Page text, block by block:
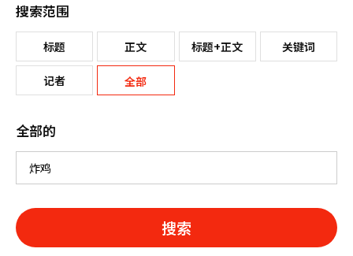
搜索范围
标题 正文 标题+正文 关键词
记者 全部
全部的
搜索